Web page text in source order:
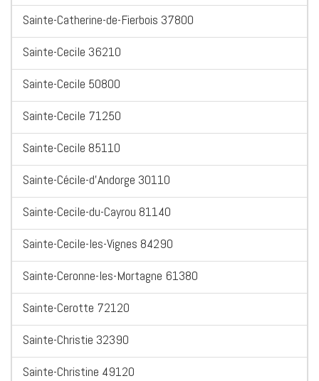
Sainte-Catherine-de-Fierbois 37800
Sainte-Cecile 36210
Sainte-Cecile 50800
Sainte-Cecile 71250
Sainte-Cecile 85110
Sainte-Cécile-d'Andorge 30110
Sainte-Cecile-du-Cayrou 81140
Sainte-Cecile-les-Vignes 84290
Sainte-Ceronne-les-Mortagne 61380
Sainte-Cerotte 72120
Sainte-Christie 32390
Sainte-Christine 49120